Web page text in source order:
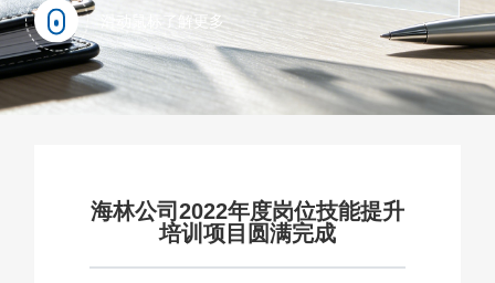
技术中心
产品中心
滑动鼠标了解更多
海林公司2022年度岗位技能提升
培训项目圆满完成